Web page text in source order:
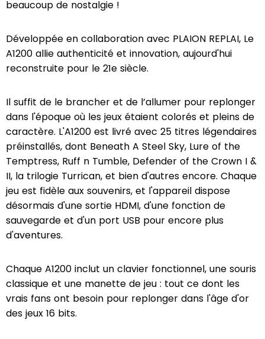
beaucoup de nostalgie !
Développée en collaboration avec PLAION REPLAI, Le
A1200 allie authenticité et innovation, aujourd'hui
reconstruite pour le 21e siècle.
Il suffit de le brancher et de l’allumer pour replonger
dans l'époque où les jeux étaient colorés et pleins de
caractère. L'A1200 est livré avec 25 titres légendaires
préinstallés, dont Beneath A Steel Sky, Lure of the
Temptress, Ruff n Tumble, Defender of the Crown I &
II, la trilogie Turrican, et bien d'autres encore. Chaque
jeu est fidèle aux souvenirs, et l'appareil dispose
désormais d'une sortie HDMI, d'une fonction de
sauvegarde et d'un port USB pour encore plus
d'aventures.
Chaque A1200 inclut un clavier fonctionnel, une souris
classique et une manette de jeu : tout ce dont les
vrais fans ont besoin pour replonger dans l'âge d'or
des jeux 16 bits.